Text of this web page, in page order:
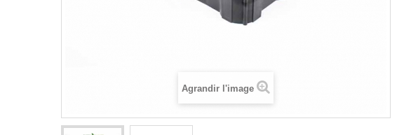
Agrandir l'image